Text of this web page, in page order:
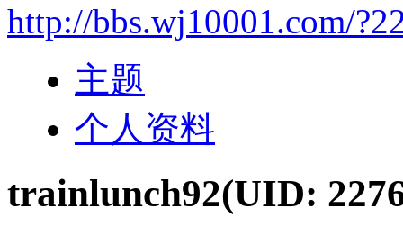
http://bbs.wj10001.com/
主题
个人资料
trainlunch92(UID: